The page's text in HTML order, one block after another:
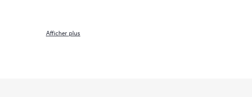
Afficher plus